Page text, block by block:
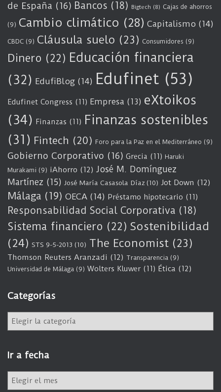
de España (16) Bancos (18) Bigtech (8) Cajas de ahorros
(9) Cambio climático (28) Capitalismo (14)
CBDC (9) Cláusula suelo (23) Consumidores (9)
Dinero (22) Educación financiera
(32) EdufiBlog (14) Edufinet (53)
Edufinet Congress (11) Empresa (13) eXtoikos
(34) Finanzas (11) Finanzas sostenibles
(31) Fintech (20) Foro para la Paz en el Mediterráneo (9)
Gobierno Corporativo (16) Grecia (11) Haruki
Murakami (9) iAhorro (12) José M. Domínguez
Martínez (15) José María Casasola Díaz (10) Jot Down (12)
Málaga (19) OECA (14) Préstamo hipotecario (11)
Responsabilidad Social Corporativa (18)
Sistema financiero (22) Sostenibilidad
(24) STS 9-5-2013 (10) The Economist (23)
Thomson Reuters Aranzadi (12) Transparencia (9)
Universidad de Málaga (9) Wolters Kluwer (11) Ética (12)
Categorías
e
g
o
Ir a fecha